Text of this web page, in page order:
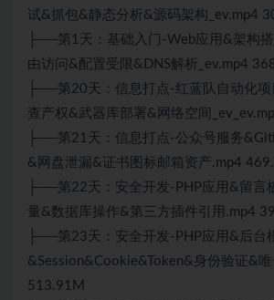
试&抓包&静态分析&源码架构_ev.mp4
├──第1天：基础入门-Web应用&架构
由访问&配置受限&DNS解析_ev.mp4
├──第20天：信息打点-红蓝队自动化
查产权&武器库部署&网络空间
├──第21天：信息打点-公众号服务
&网盘泄漏&证书图标邮箱资产.mp4
├──第22天：安全开发-PHP应用&留言
量&数据库操作&第三方插件引用.mp4
├──第23天：安全开发-PHP应用&后台
&Session&Cookie&Token&身份验证&
513.91M